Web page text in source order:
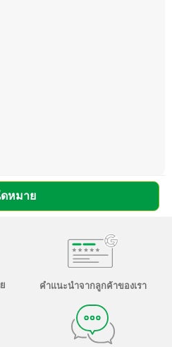
หมาย
คำแนะนำจากลูกค้าของเรา